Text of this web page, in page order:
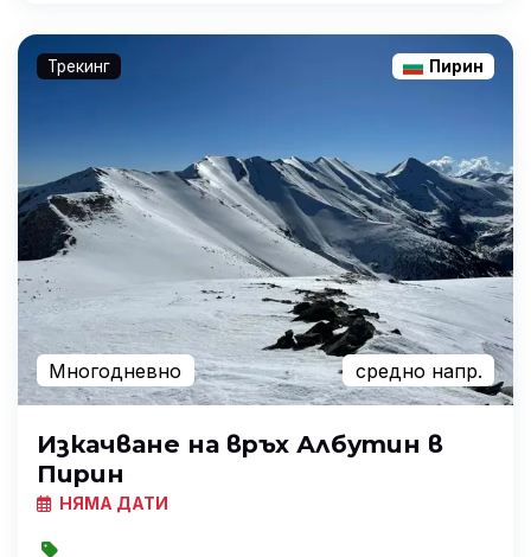
Трекинг Пирин
Многодневно средно напр.
Изкачване на връх Албутин в
Пирин
НЯМА ДАТИ